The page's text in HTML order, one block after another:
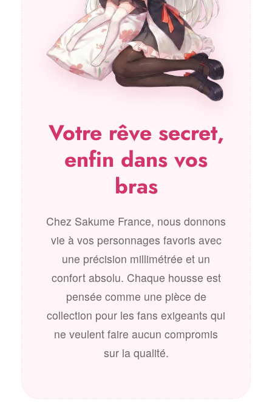
Votre rêve secret,
enfin dans vos
bras
Chez Sakume France, nous donnons
vie à vos personnages favoris avec
une précision millimétrée et un
confort absolu. Chaque housse est
pensée comme une pièce de
collection pour les fans exigeants qui
ne veulent faire aucun compromis
sur la qualité.